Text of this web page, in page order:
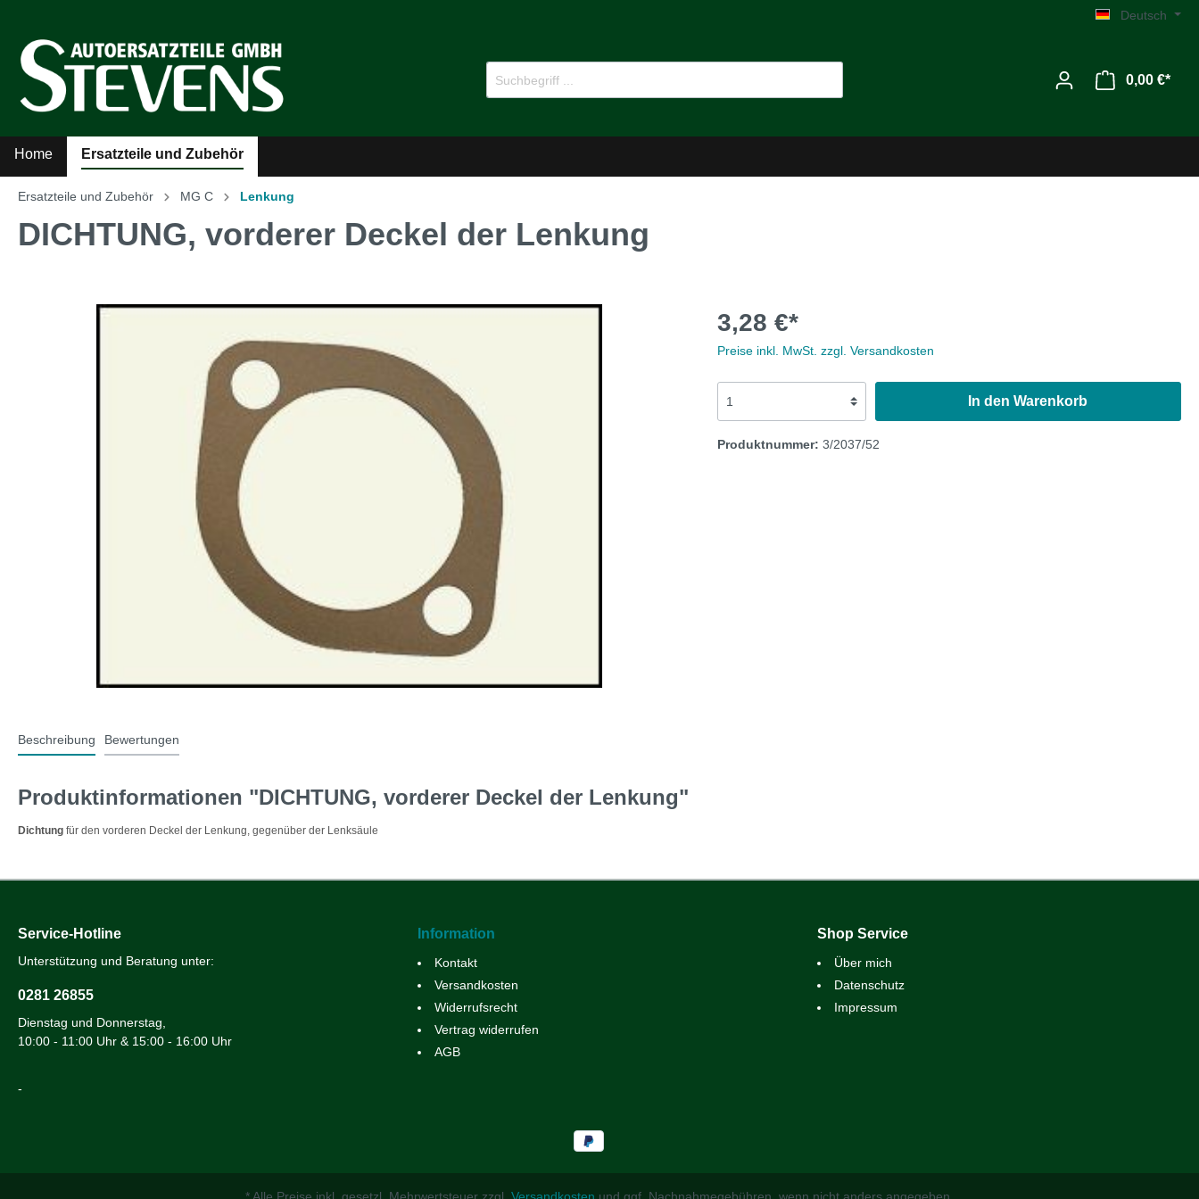
Deutsch
0,00 €*
Home Ersatzteile und Zubehör
Ersatzteile
MG C
Midget & Sprite
Mini Rover TR etc
Ersatzteile und Zubehör MG C Lenkung
DICHTUNG, vorderer Deckel der Lenkung
3,28 €*
Preise inkl. MwSt. zzgl. Versandkosten
In den Warenkorb
Produktnummer: 3/2037/52
Beschreibung Bewertungen
Produktinformationen "DICHTUNG, vorderer Deckel der Lenkung"
Dichtung für den vorderen Deckel der Lenkung, gegenüber der Lenksäule
Service-Hotline
Unterstützung und Beratung unter:
0281 26855
Dienstag und Donnerstag,
10:00 - 11:00 Uhr & 15:00 - 16:00 Uhr
-
Information
Kontakt
Versandkosten
Widerrufsrecht
Vertrag widerrufen
AGB
Shop Service
Über mich
Datenschutz
Impressum
* Alle Preise inkl. gesetzl. Mehrwertsteuer zzgl. Versandkosten und ggf. Nachnahmegebühren, wenn nicht anders angegeben.